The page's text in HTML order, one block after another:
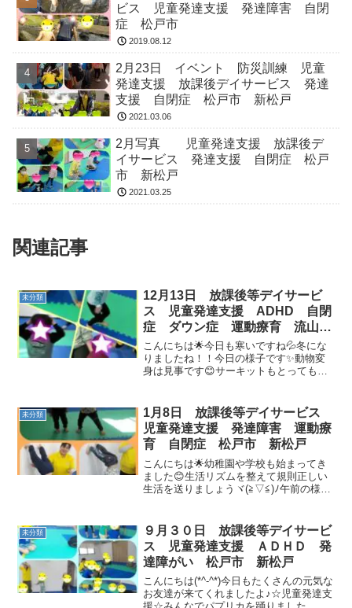
ビス 児童発達支援 発達障害 自閉
症 松戸市
2019.08.12
2月23日 イベント 防災訓練 児童
発達支援 放課後デイサービス 発達
支援 自閉症 松戸市 新松戸
2021.03.06
2月写真 児童発達支援 放課後デ
イサービス 発達支援 自閉症 松戸
市 新松戸
2021.03.25
関連記事
未分類
12月13日 放課後等デイサービ
ス 児童発達支援 ADHD 自閉
症 ダウン症 運動療育 流山
新松戸
こんにちは🌟今日も寒いですね💦冬にな
りましたね！！今日の様子です✨動物変
身は見事です😊サーキットもとっても上
くれました(#^.^#)💗放課後の様子です🌟
縄跳びもできるよ...
未分類
1月8日 放課後等デイサービス
児童発達支援 発達障害 運動療
育 自閉症 松戸市 新松戸
こんにちは🌟幼稚園や学校も始まってき
ました😊生活リズムを整えて規則正しい
生活を送りましょうヾ(≧▽≦)ﾉ午前の様子
越え、トンネル、ロープ渡り制作も一生
懸命作りました :...
未分類
９月３０日 放課後等デイサービ
ス 児童発達支援 ＡＤＨＤ 発
達障がい 松戸市 新松戸
こんにちは(*^-^*)今日もたくさんの元気な
お友達が来てくれましたよ♪☆児童発達支